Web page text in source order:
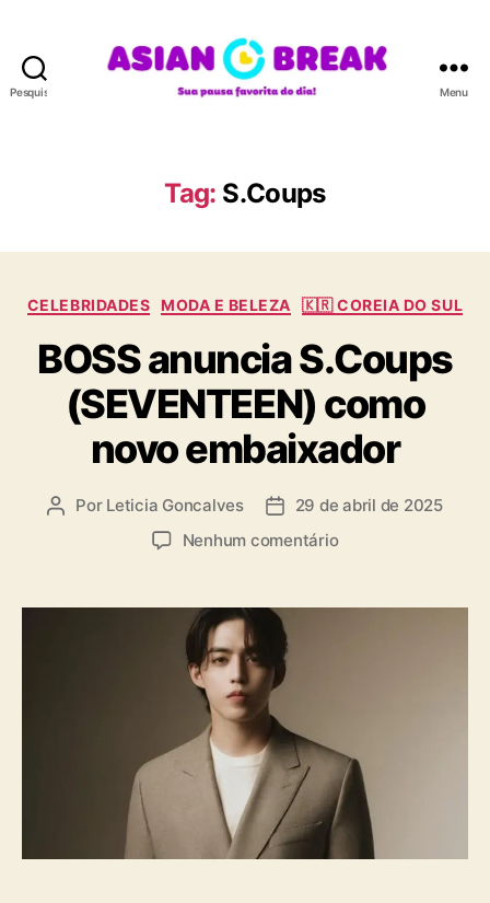
Pesquisar
A
N
R
A
Menu
Tag: S.Coups
C
t
e
g
o
r
i
CELEBRIDADES MODA E BELEZA 🇰🇷 COREIA DO SUL
BOSS anuncia S.Coups
(SEVENTEEN) como
novo embaixador
A
r
Por Leticia Goncalves
D
d
e
u
l
i
c
a
ç
ã
29 de abril de 2025
Nenhum comentárioe
O
n
c
i
a